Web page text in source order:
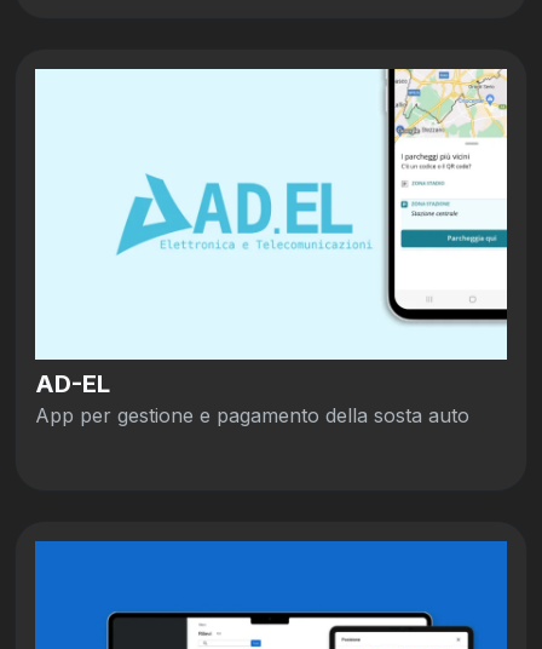
AD-EL
App per gestione e pagamento della sosta auto